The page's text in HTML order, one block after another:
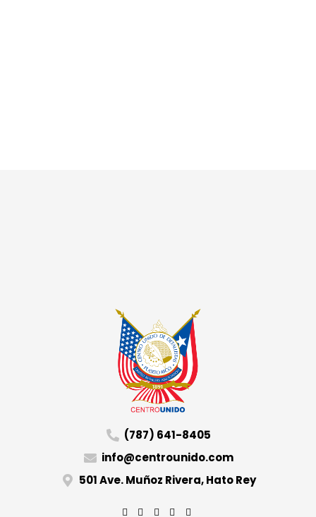
(787) 641-8405
info@centrounido.com
501 Ave. Muñoz Rivera, Hato Rey